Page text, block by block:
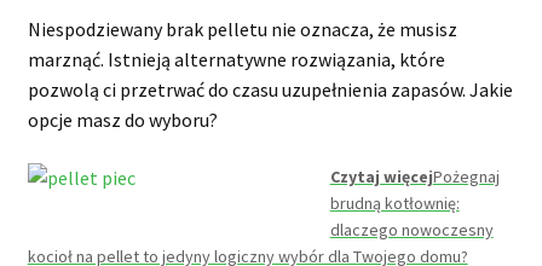
Niespodziewany brak pelletu nie oznacza, że musisz
marznąć. Istnieją alternatywne rozwiązania, które
pozwolą ci przetrwać do czasu uzupełnienia zapasów. Jakie
opcje masz do wyboru?
Czytaj więcejPożegnaj
brudną kotłownię:
dlaczego nowoczesny
kocioł na pellet to jedyny logiczny wybór dla Twojego domu?